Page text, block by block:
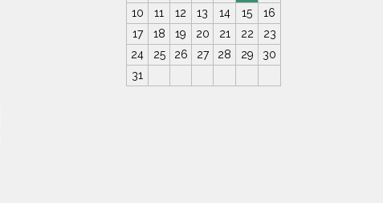
10
11 12 13 14 15
16
17
18 19 20 21 22
23
24
25 26 27 28 29
30
31